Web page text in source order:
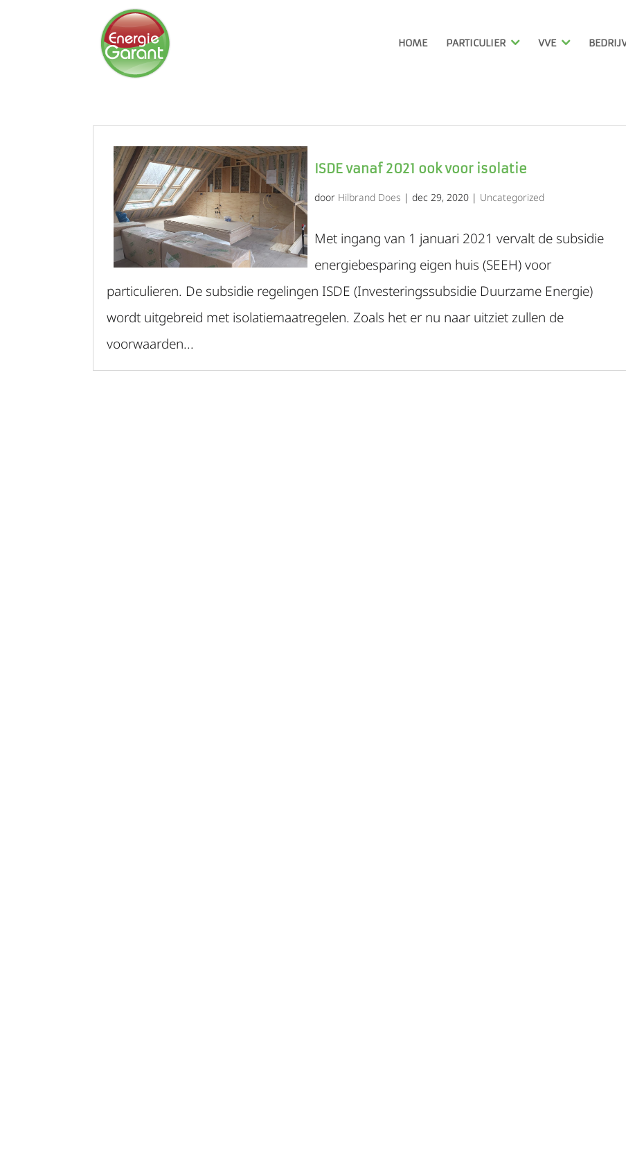
HOME PARTICULIER VVE
ISDE vanaf 2021 ook voor isolatie
door Hilbrand Does |dec 29, 2020 | Uncategorized
Met ingang van 1 januari 2021 vervalt de subsidie
energiebesparing eigen huis (SEEH) voor
particulieren. De subsidie regelingen ISDE (Investeringssubsidie Duurzame Energie)
wordt uitgebreid met isolatiemaatregelen. Zoals het er nu naar uitziet zullen de
voorwaarden...